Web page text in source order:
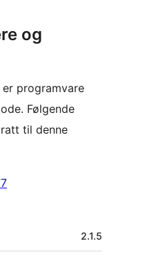
og
er programvare
Følgende
til denne
2.1.5